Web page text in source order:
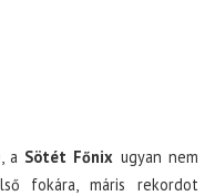
a Sötét Főnix ugyan nem
fokára, máris rekordot